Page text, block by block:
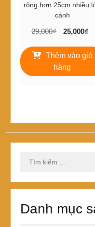
rộng hơn 25cm nhiều
cánh
29,000₫
Giá
là:
29,000₫.
25,000₫
Thêm vào giỏ
hàng
kiếm
Danh mục